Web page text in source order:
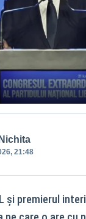
21:48
și premierul